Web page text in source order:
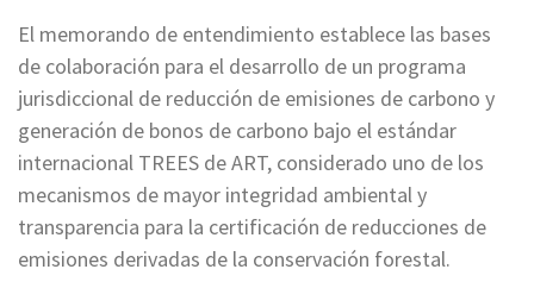
El memorando de entendimiento establece las bases
de colaboración para el desarrollo de un programa
jurisdiccional de reducción de emisiones de carbono y
generación de bonos de carbono bajo el estándar
internacional TREES de ART, considerado uno de los
mecanismos de mayor integridad ambiental y
transparencia para la certificación de reducciones de
emisiones derivadas de la conservación forestal.